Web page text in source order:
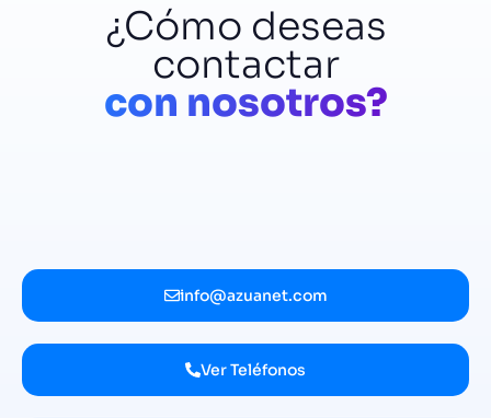
¿Cómo deseas
contactar
con nosotros?
info@azuanet.com
Ver Teléfonos